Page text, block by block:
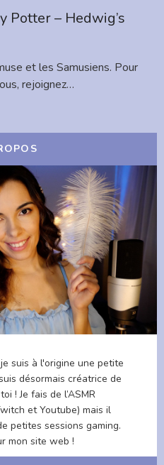
Potter – Hedwig’s
et les Samusiens. Pour
rejoignez…
suis à l'origine une petite
désormais créatrice de
! Je fais de l’ASMR
et Youtube) mais il
petites sessions gaming.
mon site web !